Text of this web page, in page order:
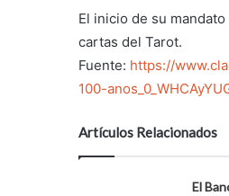
El inicio de su
cartas del Tarot.
Fuente: https://
100-
Artículos Relacionados
El